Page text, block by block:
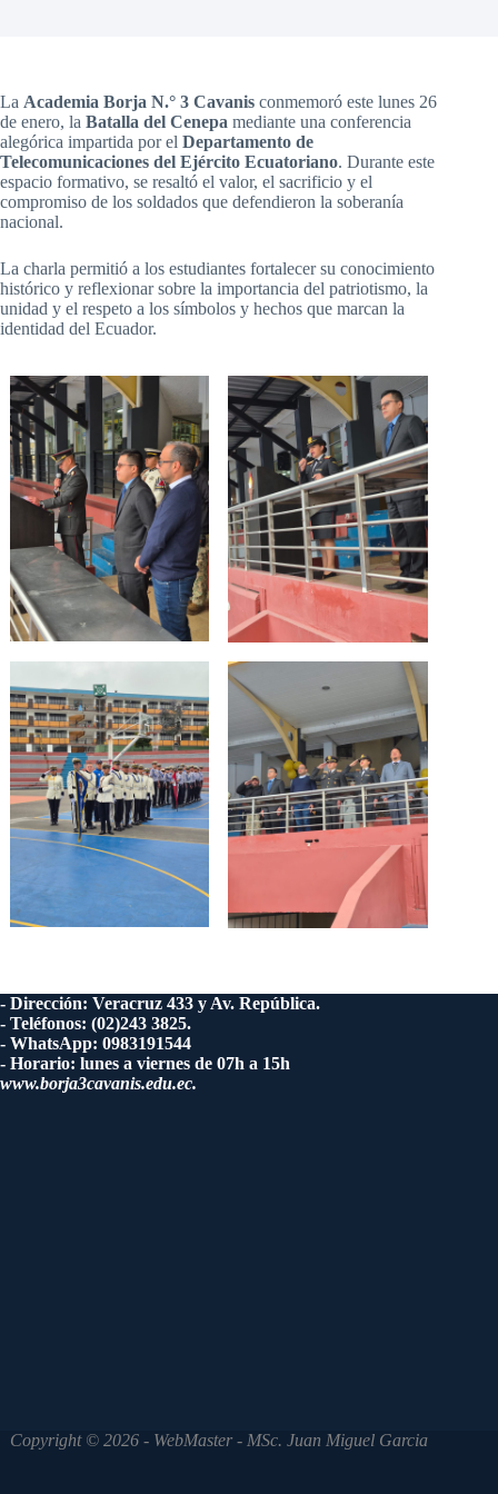
La Academia Borja N.° 3 Cavanis conmemoró este lunes 26
de enero, la Batalla del Cenepa mediante una conferencia
alegórica impartida por el Departamento de
Telecomunicaciones del Ejército Ecuatoriano. Durante este
espacio formativo, se resaltó el valor, el sacrificio y el
compromiso de los soldados que defendieron la soberanía
nacional.
La charla permitió a los estudiantes fortalecer su conocimiento
histórico y reflexionar sobre la importancia del patriotismo, la
unidad y el respeto a los símbolos y hechos que marcan la
identidad del Ecuador.
- Dirección: Veracruz 433 y Av. República.
- Teléfonos: (02)243 3825.
- WhatsApp: 0983191544
- Horario: lunes a viernes de 07h a 15h
www.borja3cavanis.edu.ec.
Copyright © 2026 - WebMaster - MSc. Juan Miguel Garcia